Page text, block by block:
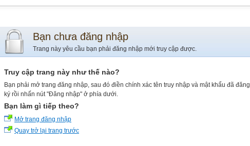
Bạn chưa đăng nhập
Trang này yêu cầu bạn phải đăng nhập mới truy cập được.
Truy cập trang này như thế nào?
Bạn phải mở trang đăng nhập, sau đó điền chính xác tên truy nhập và mật khẩu đã đăng
ký rồi nhấn nút "Đăng nhập" ở phía dưới.
Bạn làm gì tiếp theo?
Mở trang đăng nhập
Quay trở lại trang trước